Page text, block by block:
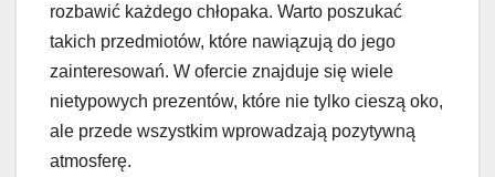
rozbawić każdego chłopaka. Warto poszukać
takich przedmiotów, które nawiązują do jego
zainteresowań. W ofercie znajduje się wiele
nietypowych prezentów, które nie tylko cieszą oko,
ale przede wszystkim wprowadzają pozytywną
atmosferę.